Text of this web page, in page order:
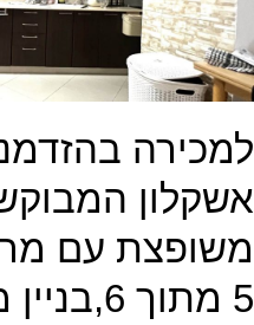
עם
5 מתוך